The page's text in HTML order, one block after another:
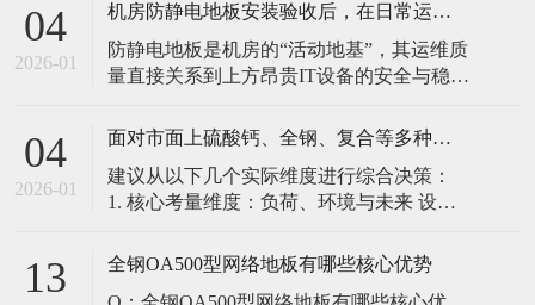
04
2026-01
机房防静电地板安装验收后，在日常运维中常常被忽视。请问，一套规范的、可操作的维护规程应包含哪些内容？有哪些“小问题”若不及时处理，会演变成“大故障”？
防静电地板是机房的“活动地基”，其运维质
量直接关系到上方昂贵IT设备的安全与稳
修，是保障其长期可靠的关键。 1. 建立分
由值班工程师执行）： 观： 巡检时观察地
面有无明显的水渍、油污或其它液体泼
04
2026-01
面对市面上硫酸钙、全钢、复合等多种类型的机房防静电地板，我们该如何科学选型？除了预算，更应该从哪些实际维度进行考量，以避免“过度配置”或“配置不足”？
建议从以下几个实际维度进行综合决策：
1. 核心考量维度：负荷、环境与未来 设备
您必须计算机房规划区域内最重设备的单
点载荷（通常指服务器机柜的支脚压
13
全钢OA500型网络地板有哪些核心优势